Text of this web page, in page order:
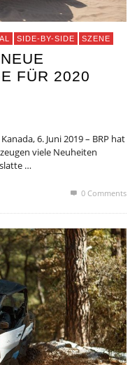
SIDE-BY-SIDE SZENE
FÜR 2020
6. Juni 2019 – BRP hat
viele Neuheiten
…
0 Comments